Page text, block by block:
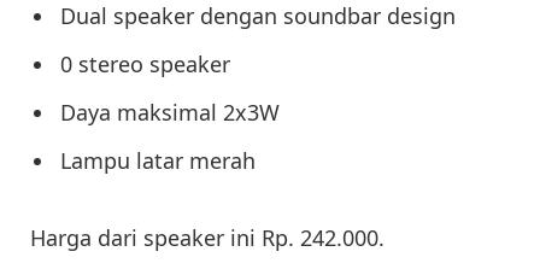
Dual speaker dengan soundbar design
0 stereo speaker
Daya maksimal 2x3W
Lampu latar merah
Harga dari speaker ini Rp. 242.000.